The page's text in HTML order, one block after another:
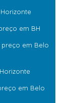
em BH
preço em Belo
em Belo